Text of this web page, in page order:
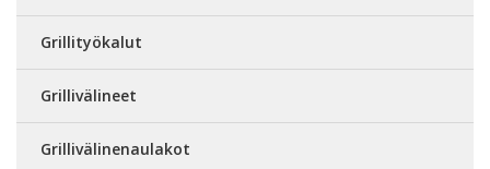
Grillityökalut
Grillivälineet
Grillivälinenaulakot